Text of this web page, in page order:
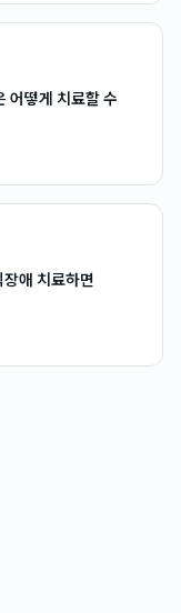
어떻게 치료할 수
애 치료하면